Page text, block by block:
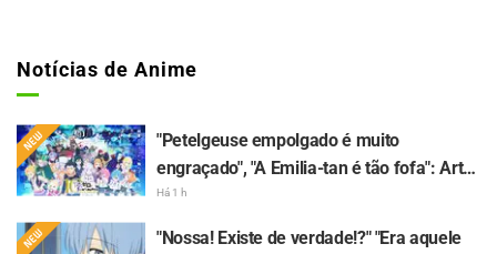
Notícias de Anime
"Petelgeuse empolgado é muito
engraçado", "A Emilia-tan é tão fofa": Arte
comemorativa dos 10 anos do anime de
Há 1 h
"Nossa! Existe de verdade!?" "Era aquele